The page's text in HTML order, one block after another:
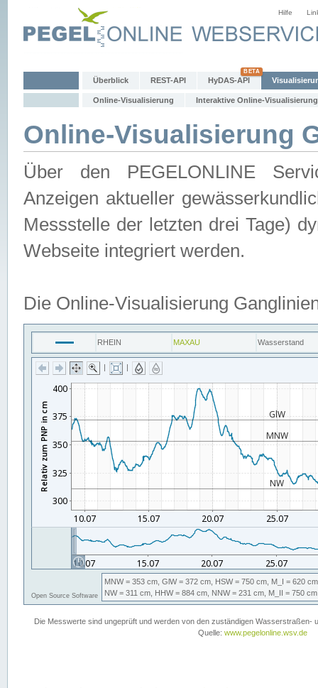
Hilfe
Überblick REST-API HyDAS-API
Online-Visualisierung Interaktive Online-Visualisierung
Online-Visualisierung
Über den PEGELONLINE
Anzeigen aktueller
Messstelle der letzten drei Tage)
Webseite integriert werden.
Die Online-Visualisierung